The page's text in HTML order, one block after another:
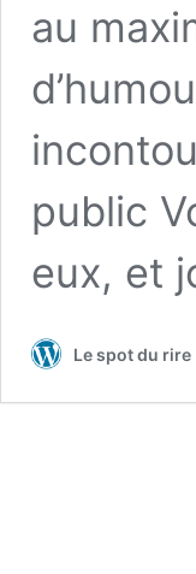
au
public
eux, et
Le spot du rire